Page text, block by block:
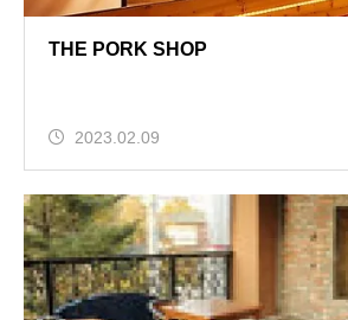
THE PORK SHOP
2023.02.09